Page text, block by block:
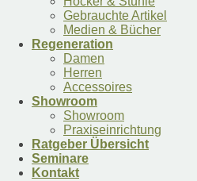
Gebrauchte Artikel
Medien & Bücher
Regeneration
Damen
Herren
Accessoires
Showroom
Showroom
Praxiseinrichtung
Ratgeber Übersicht
Seminare
Kontakt